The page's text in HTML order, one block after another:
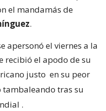
el mandamás de
.
apersonó el viernes a la
recibió el apodo de su
justo en su peor
tambaleando tras su
.